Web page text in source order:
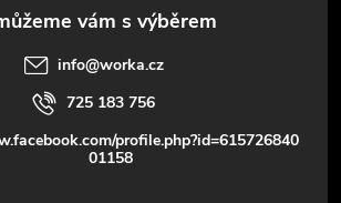
info@worka.cz
725 183 756
profile.php?id=615726840
01158